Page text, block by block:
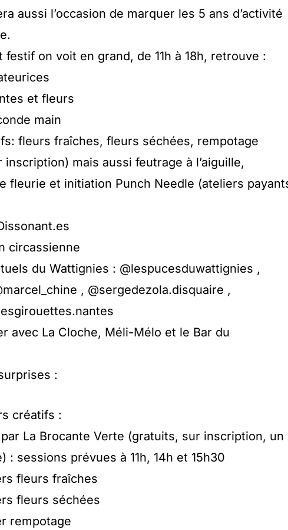
aussi l’occasion de marquer les 5 ans d’activité
on voit en grand, de 11h à 18h, retrouve :
et fleurs
main
fleurs fraîches, fleurs séchées, rempotage
mais aussi feutrage à l’aiguille,
fleurie et initiation Punch Needle (ateliers
circassienne
du Wattignies : @lespucesduwattignies ,
, @sergedezola.disquaire ,
avec La Cloche, Méli-Mélo et le Bar du
:
créatifs :
La Brocante Verte (gratuits, sur inscription, un
: sessions prévues à 11h, 14h et 15h30
fleurs fraîches
fleurs séchées
rempotage